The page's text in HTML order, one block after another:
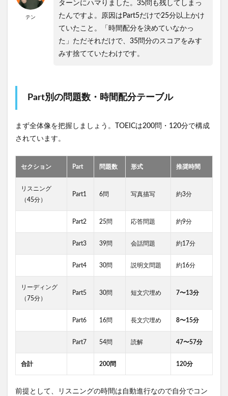
テン
ターンにハマりました。35問も残してしまっ
たんですよ。原因はPart5だけで25分以上かけ
ていたこと。「時間配分を決めていなかっ
た」ただそれだけで、35問分のスコアをみす
みす捨てていたわけです。
Part別の問題数・時間配分テーブル
まず全体像を把握しましょう。TOEICは200問・120分で構成
されています。
セクション Part 問題数 形式 推奨時間
リスニング
（45分）
Part1 6問 写真描写 約3分
Part2 25問 応答問題 約9分
Part3 39問 会話問題 約17分
Part4 30問 説明文問題 約16分
リーディング
（75分）
Part5 30問 短文穴埋め 7〜13分
Part6 16問 長文穴埋め 8〜15分
Part7 54問 読解 47〜57分
合計 200問 120分
前提として、リスニングの時間は自動進行なので自分でコン